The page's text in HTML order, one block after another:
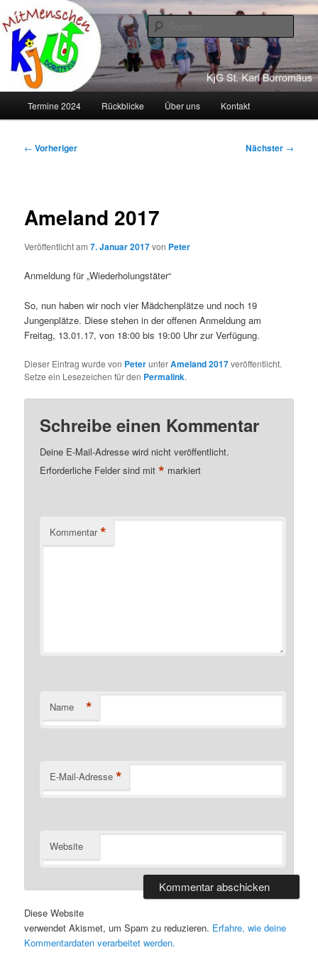
Zum
primären
Inhalt
springenKJG Dorstfeld
Termine 2024 Rückblicke Über uns Kontakt
Beitragsnavigation
← Vorheriger Nächster →
Ameland 2017
Veröffentlicht am7. Januar 2017von Peter
Anmeldung für „Wiederholungstäter“
So, nun haben wir noch vier Mädchenplätze und noch 19
Jungenplätze. Diese stehen in der offenen Anmeldung am
Freitag, 13.01.17, von 18:00 bis 19:00 Uhr zur Verfügung.
Dieser Eintrag wurde von PeterunterAmeland 2017veröffentlicht.
Setze ein Lesezeichen für den Permalink.
Schreibe einen Kommentar
Deine E-Mail-Adresse wird nicht veröffentlicht.
Erforderliche Felder sind mit* markiert
Kommentar *
Name *
E-Mail-Adresse *
Website
Diese Website
verwendet Akismet, um Spam zu reduzieren. Erfahre, wie deine
Kommentardaten verarbeitet werden.